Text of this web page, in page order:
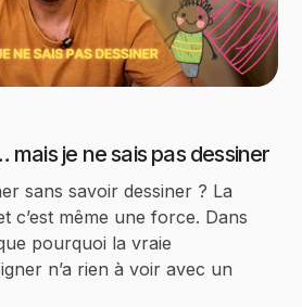
je ne sais pas dessiner
sans savoir dessiner ? La
c’est même une force. Dans
pourquoi la vraie
n’a rien à voir avec un